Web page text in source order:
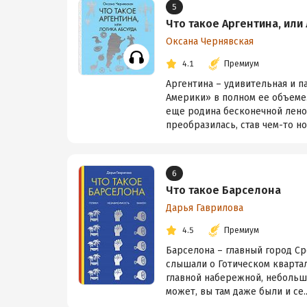
5
Что такое Аргентина,
Оксана Чернявская
4.1 Премиум
Аргентина – удивительная и
Америки» в полном ее
еще родина бесконечной
преобразилась, став чем-то
6
Что такое Барселона
Дарья Гаврилова
4.5 Премиум
Барселона – главный город
слышали о Готическом
главной набережной,
может, вы там даже были и